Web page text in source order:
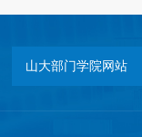
山大部门学院网站